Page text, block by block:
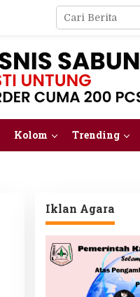
Kolom Trending
Iklan Agara